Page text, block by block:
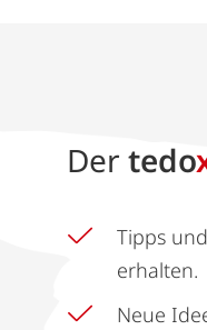
Der tedo
Tipps
erhalten.
Neue